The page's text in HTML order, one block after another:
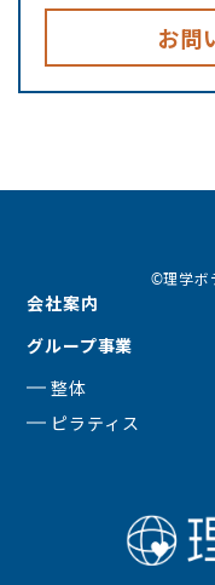
お問
会社案内
グループ事業
整体
ピラティス
©理学ボ